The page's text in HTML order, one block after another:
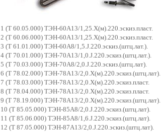
1 (Т 60.05.000) ТЭН-60А13/1,25.Х(м).220.эскиз.пласт.
2 (Т 60.06.000) ТЭН-60А13/1,25.Х(м).220.эскиз.пласт.
3 (Т 61.01.000) ТЭН-60А8/1,5.J.220.эскиз.(штц.лат.).
4 (Т 70.01.000) ТЭН-70А13/1,0.J.220.эскиз.(штц.лат.).
5 (Т 70.03.000) ТЭН-70А8/2,0.J.220.эскиз.(штц.лат).
6 (Т 78.02.000) ТЭН-78А13/2,0.Х(м).220.эскиз.(штц.лат).
7 (Т 78.03.000) ТЭН-78А13/2,0.Х(м).220.эскиз.пласт.
8 (Т 78.04.000) ТЭН-78А13/2,0.Х(м).220.эскиз.пласт.
9 (Т 78.19.000) ТЭН-78А13/2,0.Х(м).220.эскиз.(штц.лат).
10 (Т 85.05.000) ТЭН-85А8/2,0.J.220.эскиз.(штц.лат).
11 (Т 85.06.000) ТЭН-85А8/1,6.J.220.эскиз.(штц.лат).
12 (Т 87.05.000) ТЭН-87А13/2,0.J.220.эскиз.(штц.лат).